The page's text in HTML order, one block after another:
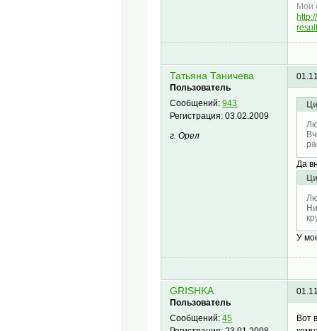
Мои
Татьяна Таничева
Пользователь
Сообщений:943
Регистрация:03.02.2009
г. Орел
Да
У
GRISHKA
Пользователь
Сообщений:45
Вот